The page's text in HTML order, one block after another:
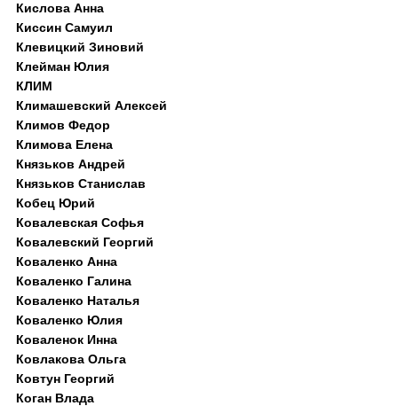
Кислова Анна
Киссин Самуил
Клевицкий Зиновий
Клейман Юлия
КЛИМ
Климашевский Алексей
Климов Федор
Климова Елена
Князьков Андрей
Князьков Станислав
Кобец Юрий
Ковалевская Софья
Ковалевский Георгий
Коваленко Анна
Коваленко Галина
Коваленко Наталья
Коваленко Юлия
Коваленок Инна
Ковлакова Ольга
Ковтун Георгий
Коган Влада